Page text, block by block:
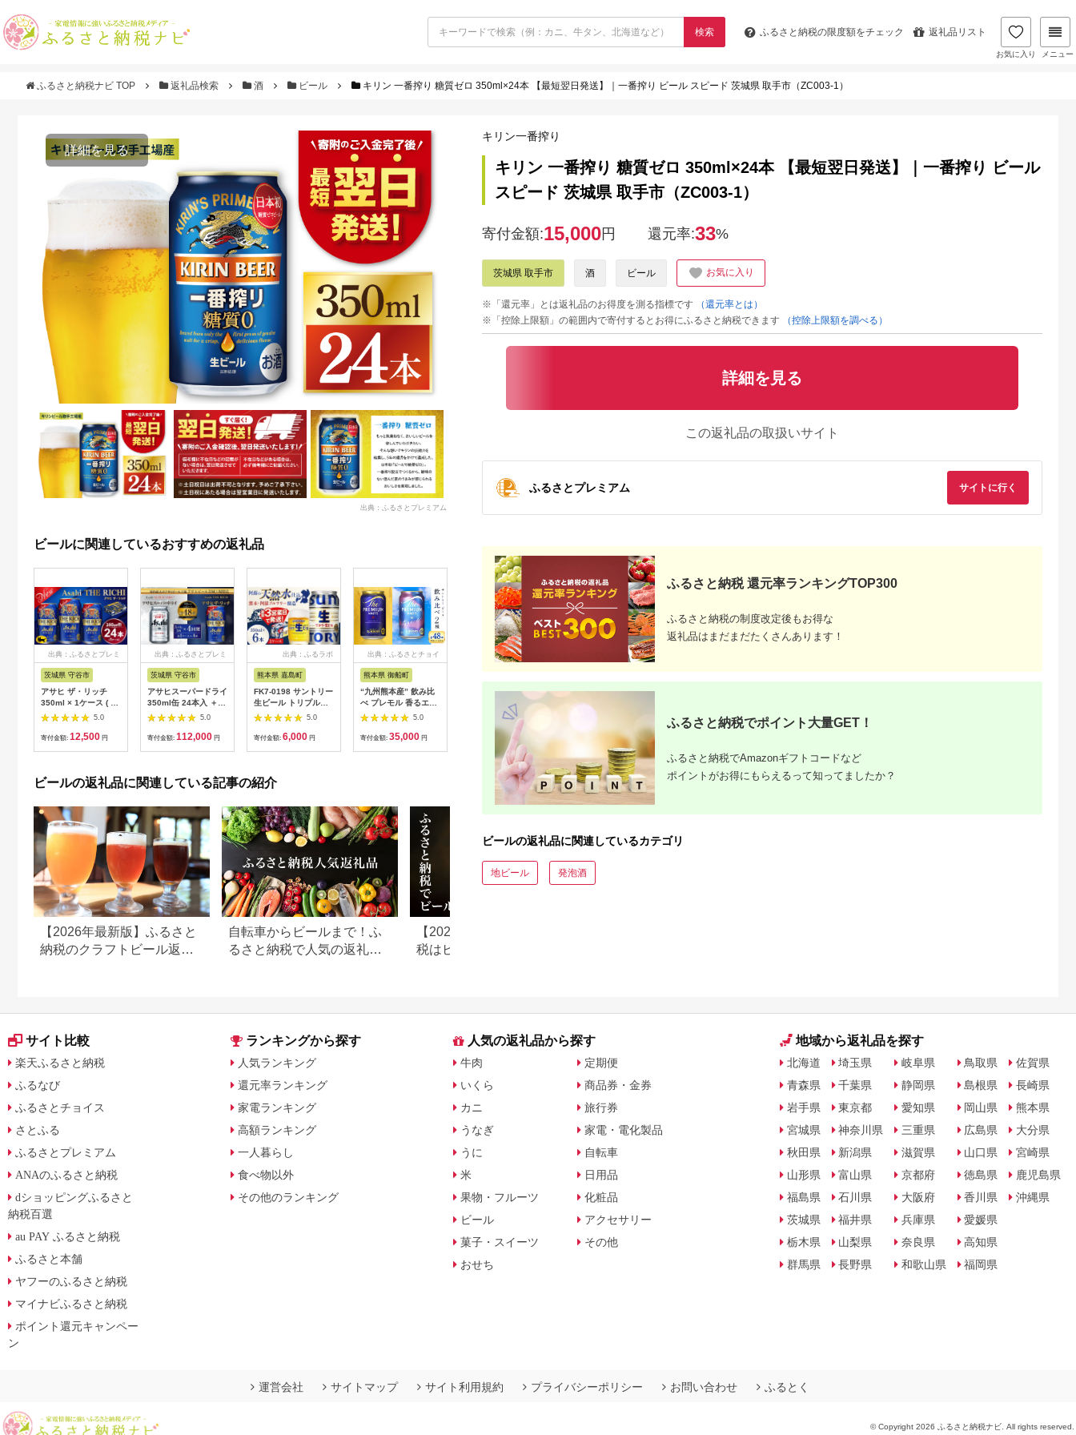
検索 ふるさと納税の限度額をチェック 返礼品リスト
お気に入り メニュー
ふるさと納税ナビ TOP 返礼品検索 酒 ビール キリン 一番搾り 糖質ゼロ 350ml×24本 【最短翌日発送】｜一番搾り ビール スピード 茨城県 取手市（ZC003-1）
詳細を見る
出典：ふるさとプレミアム
ビールに関連しているおすすめの返礼品
出典：ふるさとプレミ
茨城県 守谷市
アサヒ ザ・リッチ
350ml × 1ケース ( 24
本 ) | アサヒビール 酒
3のビール ザリッチ
5.0
寄付金額: 12,500 円
出典：ふるさとプレミ
茨城県 守谷市
アサヒスーパードライ
350ml缶 24本入 ＋
アサヒ ザ・リッチ
月に1回×4回便（定期
5.0
寄付金額: 112,000 円
出典：ふるラボ
熊本県 嘉島町
FK7-0198 サントリー
生ビール トリプル生
350ml ×6缶入り 熊本
生
5.0
寄付金額: 6,000 円
出典：ふるさとチョイ
熊本県 御船町
“九州熊本産” 飲み比
べ プレモル 香るエー
ル 48本 350ml × 各
荷予定(土日祝除く)》
モルツ 缶ビール
5.0
寄付金額: 35,000 円
出典：ふるさとチョイ
ビール アサヒ 生ビ
ール マルエフ
500ml 24本 5.0
20,000
出典：ふるさとチョイ
オリオンビール オリ
オン ザ・ドラフト ギ
フト(350ml×12本)
10,000 円
缶 24本入 1ケース
5.0
【ForestBrewing醸
造所】【配送不可地
5.0
ビールの返礼品に関連している記事の紹介
【2026年最新版】ふるさと
納税のクラフトビール返礼
自転車からビールまで！ふ
るさと納税で人気の返礼品
【2026年最新】ふるさと納
税はビールがお得！還元
キリン一番搾り
キリン 一番搾り 糖質ゼロ 350ml×24本 【最短翌日発送】｜一番搾り ビール
スピード 茨城県 取手市（ZC003-1）
寄付金額:15,000円 還元率:33%
茨城県 取手市 酒 ビール お気に入り
※「還元率」とは返礼品のお得度を測る指標です
（還元率とは）
※「控除上限額」の範囲内で寄付するとお得にふるさと納税できます
（控除上限額を調べる）
詳細を見る
この返礼品の取扱いサイト
ふるさとプレミアム サイトに行く
ふるさと納税 還元率ランキングTOP300
ふるさと納税の制度改定後もお得な
返礼品はまだまだたくさんあります！
ふるさと納税でポイント大量GET！
ふるさと納税でAmazonギフトコードなど
ポイントがお得にもらえるって知ってましたか？
ビールの返礼品に関連しているカテゴリ
地ビール 発泡酒
サイト比較
楽天ふるさと納税
ふるなび
ふるさとチョイス
さとふる
ふるさとプレミアム
ANAのふるさと納税
dショッピングふるさと
納税百選
au PAY ふるさと納税
ふるさと本舗
ヤフーのふるさと納税
マイナビふるさと納税
ポイント還元キャンペー
ン
ランキングから探す
人気ランキング
還元率ランキング
家電ランキング
高額ランキング
一人暮らし
食べ物以外
その他のランキング
人気の返礼品から探す
牛肉
いくら
カニ
うなぎ
うに
米
果物・フルーツ
ビール
菓子・スイーツ
おせち
定期便
商品券・金券
旅行券
家電・電化製品
自転車
日用品
化粧品
アクセサリー
その他
地域から返礼品を探す
北海道
青森県
岩手県
宮城県
秋田県
山形県
福島県
茨城県
栃木県
群馬県
埼玉県
千葉県
東京都
神奈川県
新潟県
富山県
石川県
福井県
山梨県
長野県
岐阜県
静岡県
愛知県
三重県
滋賀県
京都府
大阪府
兵庫県
奈良県
和歌山県
鳥取県
島根県
岡山県
広島県
山口県
徳島県
香川県
愛媛県
高知県
福岡県
佐賀県
長崎県
熊本県
大分県
宮崎県
鹿児島県
沖縄県
運営会社 サイトマップ サイト利用規約 プライバシーポリシー お問い合わせ ふるとく
© Copyright 2026 ふるさと納税ナビ. All rights reserved.